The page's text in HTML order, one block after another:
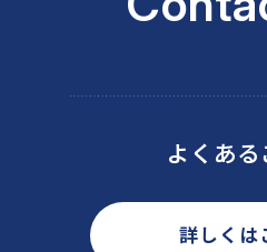
よくあ
詳しくは